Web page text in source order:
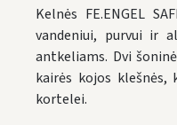
Kelnės FE.ENGEL
vandeniui, purvui ir
antkeliams. Dvi
kairės kojos
kortelei.